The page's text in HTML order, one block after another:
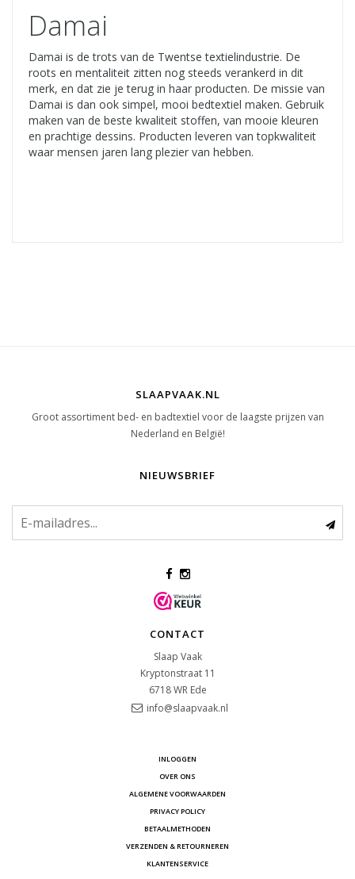
Damai
Damai is de trots van de Twentse textielindustrie. De
roots en mentaliteit zitten nog steeds verankerd in dit
merk, en dat zie je terug in haar producten. De missie van
Damai is dan ook simpel, mooi bedtextiel maken. Gebruik
maken van de beste kwaliteit stoffen, van mooie kleuren
en prachtige dessins. Producten leveren van topkwaliteit
waar mensen jaren lang plezier van hebben.
SLAAPVAAK.NL
Groot assortiment bed- en badtextiel voor de laagste prijzen van
Nederland en België!
NIEUWSBRIEF
CONTACT
Slaap Vaak
Kryptonstraat 11
6718 WR Ede
info@slaapvaak.nl
INLOGGEN
OVER ONS
ALGEMENE VOORWAARDEN
PRIVACY POLICY
BETAALMETHODEN
VERZENDEN & RETOURNEREN
KLANTENSERVICE